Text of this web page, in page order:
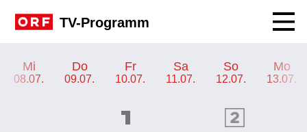
TV-Programm
Mi
08.07.
Do
09.07.
Fr
10.07.
Sa
11.07.
So
12.07.
Mo
13.07.
ORF 2 Programm